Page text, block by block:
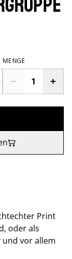
MENGE
Print
oder als
und vor allem